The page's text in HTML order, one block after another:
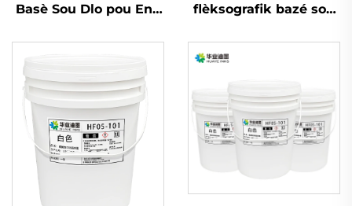
Basè Sou Dlo pou Enk
Blan Ordineri ak
Papye Kouvè epi Lòt
Matriyèl
flèksografik bazé sou
pou sèvi nan papye
kouvè a ton epi ton fò